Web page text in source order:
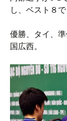
し、ベスト８で
優勝、タイ、
国広西。